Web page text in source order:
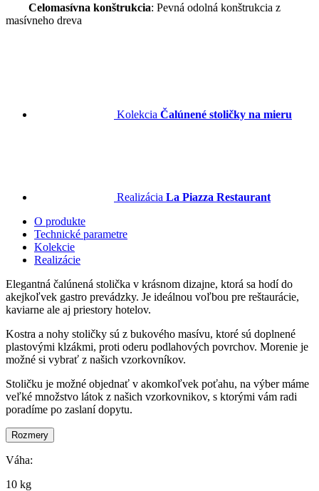
Celomasívna konštrukcia: Pevná odolná konštrukcia z
masívneho dreva
Kolekcia Čalúnené stoličky na mieru
Realizácia La Piazza Restaurant
O produkte
Technické parametre
Kolekcie
Realizácie
Elegantná čalúnená stolička v krásnom dizajne, ktorá sa hodí do
akejkoľvek gastro prevádzky. Je ideálnou voľbou pre reštaurácie,
kaviarne ale aj priestory hotelov.
Kostra a nohy stoličky sú z bukového masívu, ktoré sú doplnené
plastovými klzákmi, proti oderu podlahových povrchov. Morenie je
možné si vybrať z našich vzorkovníkov.
Stoličku je možné objednať v akomkoľvek poťahu, na výber máme
veľké množstvo látok z našich vzorkovnikov, s ktorými vám radi
poradíme po zaslaní dopytu.
Rozmery
Váha:
10 kg